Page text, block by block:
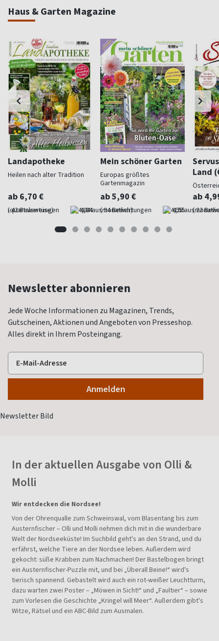
Haus & Garten Magazine
Landapotheke
Heilen nach alter Tradition
ab 6,70 €
(quartalsweise) 4,84
Mein schöner Garten
Europas größtes
Gartenmagazin
ab 5,90 €
(monatlich) 4,55
Land
ab
Newsletter abonnieren
Jede Woche Informationen zu Magazinen, Trends,
Gutscheinen, Aktionen und Angeboten von Presseshop.
Alles direkt in Ihrem Posteingang.
In der aktuellen Ausgabe von Olli &
Molli
Wir entdecken die Nordsee!
Von der Ohrenqualle zum Schweinswal, vom Blasentang bis zum
Austernfischer – Olli und Molli nehmen dich mit in die wunderbare
Welt der Nordseeküste! Im Suchbild geht's an den Strand, und du
erfährst, welche Tiere an der Nordsee leben. Außerdem wird
gekocht: süße Krabben zum Nachmachen! Der Bastelbogen bringt
ein Austernfischer-Puzzle mit, und bei „Überall Beine!“ wird's
tierisch spannend. Gebastelt wird auch ein rot-weißer Leuchtturm,
dazu warten zwei Poster – „Möwen in Sicht!“ und „Faultier“ – sowie
zum Vorlesen die Geschichte „Kringel will Meer“. Außerdem gibt's
Witze, Rätsel und ein ABC-Bild zum Ausmalen.